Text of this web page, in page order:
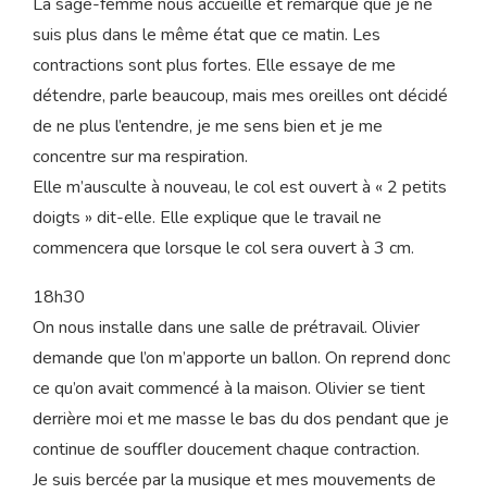
remet la musique. Je ferme les yeux, pas question de
quitter cette bulle si douce qui m’entoure. Les
contractions défilent alors toutes les 4 minutes.
18h00
La sage-femme nous accueille et remarque que je ne
suis plus dans le même état que ce matin. Les
contractions sont plus fortes. Elle essaye de me
détendre, parle beaucoup, mais mes oreilles ont décidé
concentre sur ma respiration.
Elle m’ausculte à nouveau, le col est ouvert à « 2 petits
doigts » dit-elle. Elle explique que le travail ne
commencera que lorsque le col sera ouvert à 3 cm.
18h30
On nous installe dans une salle de prétravail. Olivier